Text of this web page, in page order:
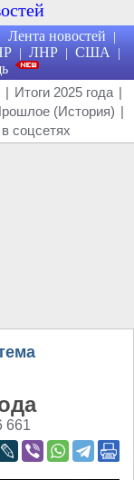
Лента новостей |
| ЛНР | США |
| Итоги 2025 года |
(История) |
соцсетях
661